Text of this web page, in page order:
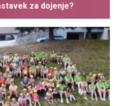
za dojenje?